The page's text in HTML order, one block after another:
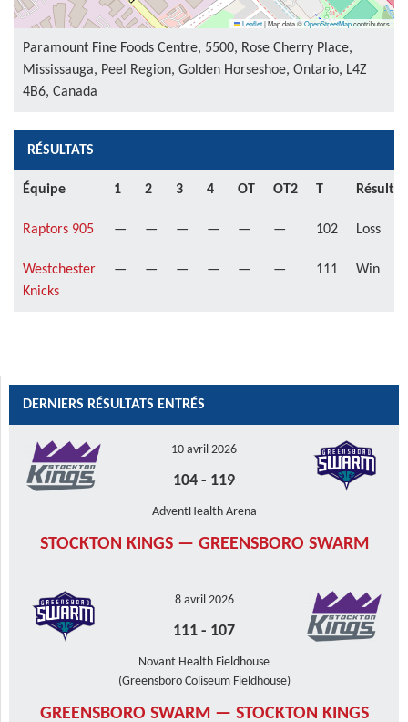
Leaflet|Map data ©OpenStreetMapcontributors
Paramount Fine Foods Centre, 5500, Rose Cherry Place,
Mississauga, Peel Region, Golden Horseshoe, Ontario, L4Z
4B6, Canada
RÉSULTATS
Équipe 1 2 3 4 OT OT2 T Résultat
Raptors 905 — — — — — — 102 Loss
Westchester
Knicks
— — — — — — 111 Win
DERNIERS RÉSULTATS ENTRÉS
10 avril 2026
104 - 119
AdventHealth Arena
STOCKTON KINGS — GREENSBORO SWARM
8 avril 2026
111 - 107
Novant Health Fieldhouse
(Greensboro Coliseum Fieldhouse)
GREENSBORO SWARM — STOCKTON KINGS